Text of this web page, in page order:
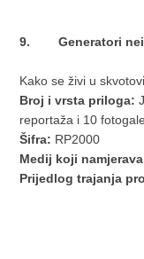
9. Generatori
Kako se živi u
Broj i vrsta priloga:
reportaža i 10
Šifra: RP2000
Medij koji
Prijedlog trajanja